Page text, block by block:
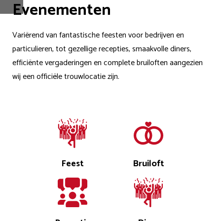
Evenementen
Variërend van fantastische feesten voor bedrijven en
particulieren, tot gezellige recepties, smaakvolle diners,
efficiënte vergaderingen en complete bruiloften aangezien
wij een officiële trouwlocatie zijn.
Feest Bruiloft